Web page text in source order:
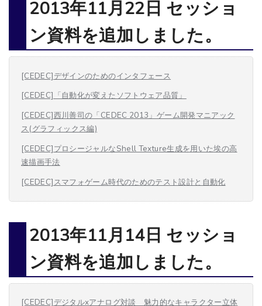
2013年11月22日 セッショ
ン資料を追加しました。
[CEDEC]デザインのためのインタフェース
[CEDEC]「自動化が変えたソフトウェア品質」
[CEDEC]西川善司の「CEDEC 2013」ゲーム開発マニアック
ス(グラフィックス編)
[CEDEC]プロシージャルなShell Texture生成を用いた埃の高
速描画手法
[CEDEC]スマフォゲーム時代のためのテスト設計と自動化
2013年11月14日 セッショ
ン資料を追加しました。
[CEDEC]デジタルxアナログ対談 魅力的なキャラクター立体